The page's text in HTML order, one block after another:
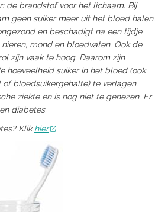
de brandstof voor het lichaam. Bij
geen suiker meer uit het bloed halen.
en beschadigt na een tijdje
mond en bloedvaten. Ook de
zijn vaak te hoog. Daarom zijn
hoeveelheid suiker in het bloed (ook
bloedsuikergehalte) te verlagen.
ziekte en is nog niet te genezen. Er
diabetes.
Klikhier